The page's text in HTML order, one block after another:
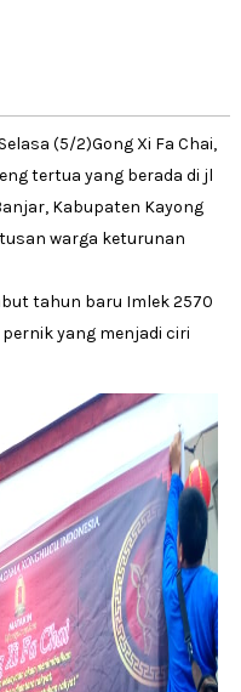
(5/2)Gong Xi Fa Chai,
tertua yang berada di jl
Kabupaten Kayong
warga keturunan
tahun baru Imlek 2570
yang menjadi ciri